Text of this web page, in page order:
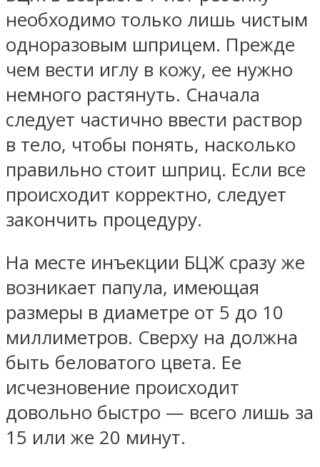
необходимо только лишь чистым
одноразовым шприцем. Прежде
чем вести иглу в кожу, ее нужно
немного растянуть. Сначала
следует частично ввести раствор
в тело, чтобы понять, насколько
правильно стоит шприц. Если все
происходит корректно, следует
закончить процедуру.
На месте инъекции БЦЖ сразу же
возникает папула, имеющая
размеры в диаметре от 5 до 10
миллиметров. Сверху на должна
быть беловатого цвета. Ее
исчезновение происходит
довольно быстро — всего лишь за
15 или же 20 минут.